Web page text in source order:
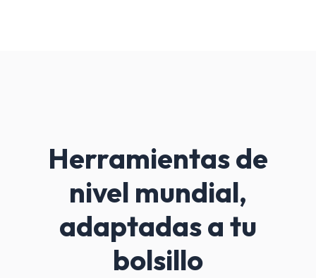
Herramientas de
nivel mundial,
adaptadas a tu
bolsillo